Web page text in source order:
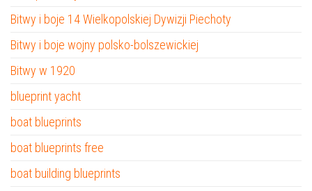
Bitwy i boje 14 Wielkopolskiej Dywizji Piechoty
Bitwy i boje wojny polsko-bolszewickiej
Bitwy w 1920
blueprint yacht
boat blueprints
boat blueprints free
boat building blueprints